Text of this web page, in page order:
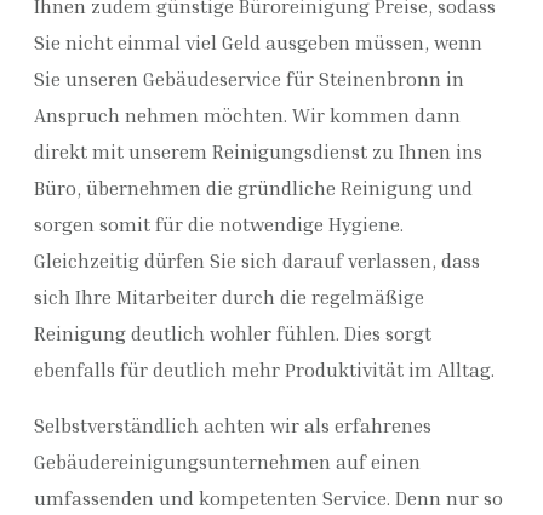
Ihnen zudem günstige Büroreinigung Preise, sodass
Sie nicht einmal viel Geld ausgeben müssen, wenn
Sie unseren Gebäudeservice für Steinenbronn in
Anspruch nehmen möchten. Wir kommen dann
direkt mit unserem Reinigungsdienst zu Ihnen ins
Büro, übernehmen die gründliche Reinigung und
sorgen somit für die notwendige Hygiene.
Gleichzeitig dürfen Sie sich darauf verlassen, dass
sich Ihre Mitarbeiter durch die regelmäßige
Reinigung deutlich wohler fühlen. Dies sorgt
ebenfalls für deutlich mehr Produktivität im Alltag.
Selbstverständlich achten wir als erfahrenes
Gebäudereinigungsunternehmen auf einen
umfassenden und kompetenten Service. Denn nur so